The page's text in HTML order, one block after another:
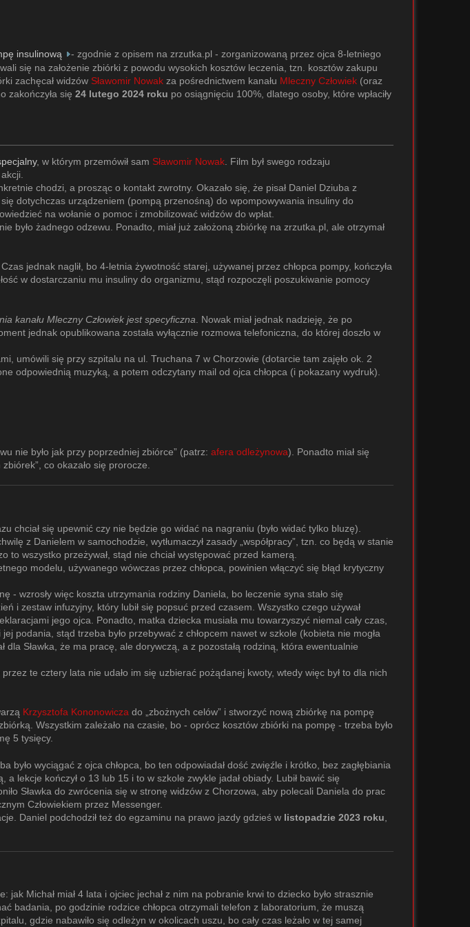
insulinową
- zgodnie z opisem na zrzutka.pl - zorganizowaną przez ojca 8-letniego
się na założenie zbiórki z powodu wysokich kosztów leczenia, tzn. kosztów zakupu
zachęcał widzów Sławomir Nowak za pośrednictwem kanału Mleczny Człowiek (oraz
zakończyła się 24 lutego 2024 roku po osiągnięciu 100%, dlatego osoby, które wpłaciły
, w którym przemówił sam Sławomir Nowak . Film był swego rodzaju
chodzi, a prosząc o kontakt zwrotny. Okazało się, że pisał Daniel Dziuba z
dotychczas urządzeniem (pompą przenośną) do wpompowywania insuliny do
na wołanie o pomoc i zmobilizować widzów do wpłat.
było żadnego odzewu. Ponadto, miał już założoną zbiórkę na zrzutka.pl, ale otrzymał
jednak naglił, bo 4-letnia żywotność starej, używanej przez chłopca pompy, kończyła
w dostarczaniu mu insuliny do organizmu, stąd rozpoczęli poszukiwanie pomocy
kanału Mleczny Człowiek jest specyficzna . Nowak miał jednak nadzieję, że po
jednak opublikowana została wyłącznie rozmowa telefoniczna, do której doszło w
umówili się przy szpitalu na ul. Truchana 7 w Chorzowie (dotarcie tam zajęło ok. 2
odpowiednią muzyką, a potem odczytany mail od ojca chłopca (i pokazany wydruk).
nie było jak przy poprzedniej zbiórce” (patrz: afera odleżynowa). Ponadto miał się
co okazało się prorocze.
chciał się upewnić czy nie będzie go widać na nagraniu (było widać tylko bluzę).
z Danielem w samochodzie, wytłumaczył zasady „współpracy”, tzn. co będą w stanie
wszystko przeżywał, stąd nie chciał występować przed kamerą.
modelu, używanego wówczas przez chłopca, powinien włączyć się błąd krytyczny
- wzrosły więc koszta utrzymania rodziny Daniela, bo leczenie syna stało się
i zestaw infuzyjny, który lubił się popsuć przed czasem. Wszystko czego używał
jego ojca. Ponadto, matka dziecka musiała mu towarzyszyć niemal cały czas,
podania, stąd trzeba było przebywać z chłopcem nawet w szkole (kobieta nie mogła
Sławka, że ma pracę, ale dorywczą, a z pozostałą rodziną, która ewentualnie
te cztery lata nie udało im się uzbierać pożądanej kwoty, wtedy więc był to dla nich
Krzysztofa Kononowicza do „zbożnych celów” i stworzyć nową zbiórkę na pompę
Wszystkim zależało na czasie, bo - oprócz kosztów zbiórki na pompę - trzeba było
5 tysięcy.
wyciągać z ojca chłopca, bo ten odpowiadał dość zwięźle i krótko, bez zagłębiania
a lekcje kończył o 13 lub 15 i to w szkole zwykle jadał obiady. Lubił bawić się
Sławka do zwrócenia się w stronę widzów z Chorzowa, aby polecali Daniela do prac
Człowiekiem przez Messenger.
Daniel podchodził też do egzaminu na prawo jazdy gdzieś w listopadzie 2023 roku
Michał miał 4 lata i ojciec jechał z nim na pobranie krwi to dziecko było strasznie
badania, po godzinie rodzice chłopca otrzymali telefon z laboratorium, że muszą
gdzie nabawiło się odleżyn w okolicach uszu, bo cały czas leżało w tej samej